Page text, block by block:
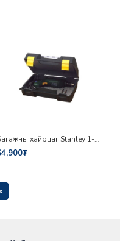
хайрцаг Stanley 1-
734